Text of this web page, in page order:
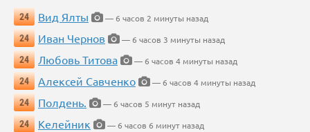
24 Вид Ялты
— 6 часов 2 минуты назад
24
Иван Чернов
— 6 часов 3 минуты назад
24
Любовь Титова
— 6 часов 4 минуты назад
24
Алексей Савченко
— 6 часов 4 минуты назад
24
Полдень.
— 6 часов 5 минут назад
24
Келейник
— 6 часов 6 минут назад